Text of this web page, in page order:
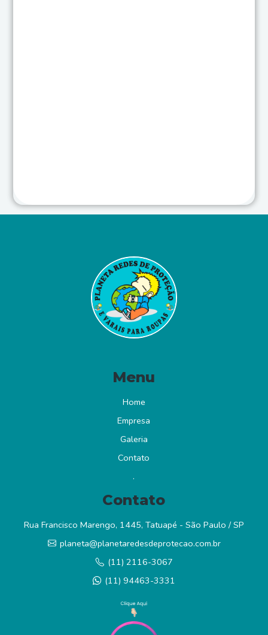
Menu
Home
Empresa
Galeria
Contato
.
Contato
Rua Francisco Marengo, 1445, Tatuapé - São Paulo / SP
planeta@planetaredesdeprotecao.com.br
(11) 2116-3067
(11) 94463-3331